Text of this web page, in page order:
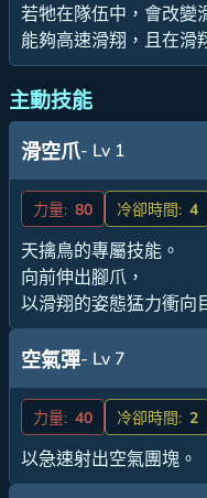
若牠在隊伍中，會改變
能夠高速滑翔，且在滑
主動技能
滑空爪- Lv 1
力量: 80 冷卻時間: 4
天擒鳥的專屬技能。
向前伸出腳爪，
以滑翔的姿態猛力衝向
空氣彈- Lv 7
力量: 40 冷卻時間: 2
以急速射出空氣團塊。